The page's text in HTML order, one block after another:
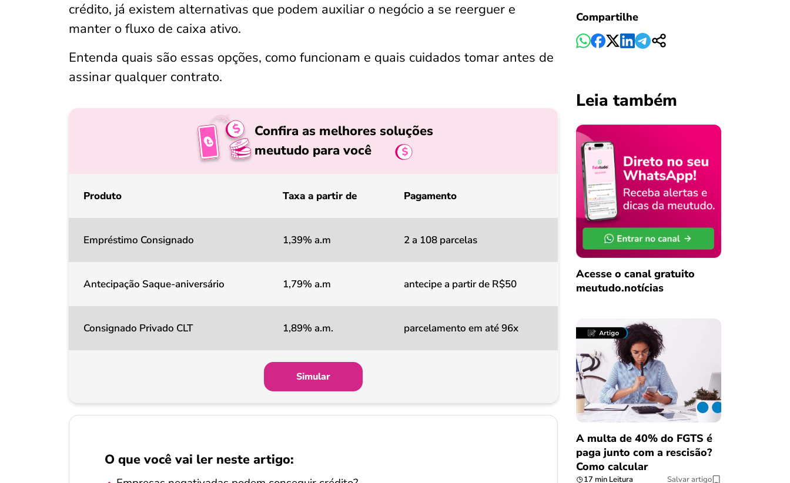
crédito, já existem alternativas que podem auxiliar o negócio a se reerguer e
manter o fluxo de caixa ativo.
Entenda quais são essas opções, como funcionam e quais cuidados tomar antes de
assinar qualquer contrato.
Confira as melhores soluções
meutudo para você
Produto Taxa a partir de Pagamento
Empréstimo Consignado 1,39% a.m 2 a 108 parcelas
Antecipação Saque-aniversário 1,79% a.m antecipe a partir de R$50
Consignado Privado CLT 1,89% a.m. parcelamento em até 96x
Simular
O que você vai ler neste artigo:
Compartilhe
Leia também
Acesse o canal gratuito
meutudo.notícias
A multa de 40% do FGTS é
paga junto com a rescisão?
Como calcular
17 min Leitura Salvar artigo